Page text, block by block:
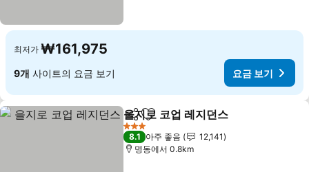
최저가 ₩161,975
9개 사이트의 요금 보기 요금 보기
공유 즐겨찾기에 추가
을지로 코업 레지던스
3 성급
8.1 아주 좋음
12,141
명동에서 0.8km